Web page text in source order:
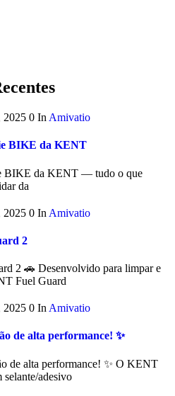
2025 0 In Amivatio
BIKE da KENT
BIKE da KENT — tudo o que
da
2025 0 In Amivatio
2
2 🚗 Desenvolvido para limpar e
Fuel Guard
2025 0 In Amivatio
de alta performance! ✨
de alta performance! ✨ O KENT
adesivo